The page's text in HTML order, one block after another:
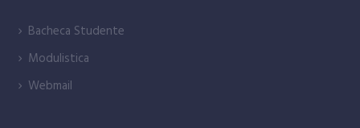
Bacheca Studente
Modulistica
Webmail